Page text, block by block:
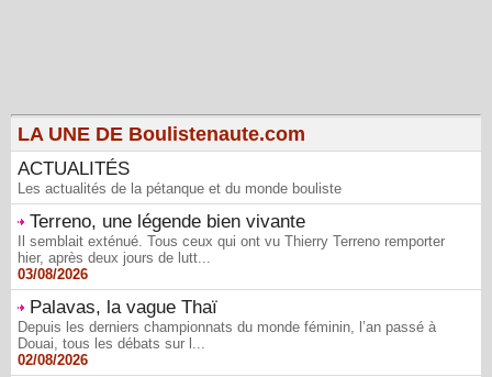
LA UNE DE Boulistenaute.com
ACTUALITÉS
Les actualités de la pétanque et du monde bouliste
Terreno, une légende bien vivante
Il semblait exténué. Tous ceux qui ont vu Thierry Terreno remporter
hier, après deux jours de lutt...
03/08/2026
Palavas, la vague Thaï
Depuis les derniers championnats du monde féminin, l’an passé à
Douai, tous les débats sur l...
02/08/2026